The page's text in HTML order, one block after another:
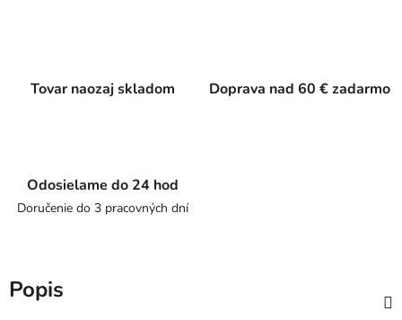
Tovar naozaj skladom Doprava nad 60 € zadarmo
Odosielame do 24 hod
Doručenie do 3 pracovných dní
Popis